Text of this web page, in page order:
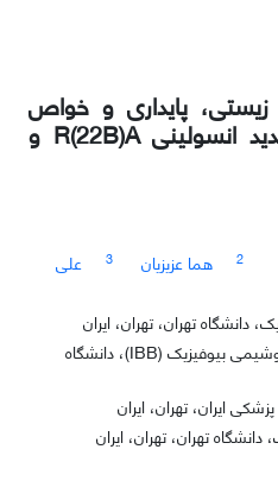
پایداری و خواص
آمیلوئیدی آنالوگ‌های جدید انسولینی R(22B)A و
2 هما عزیزیان 3
علی
تهران، تهران، ایران
گروه بیوشیمی، مرکز تحقیقات بیوشیمی بیوفیزیک (IBB)، دانشگاه
ایران، تهران، ایران
تهران، تهران، ایران